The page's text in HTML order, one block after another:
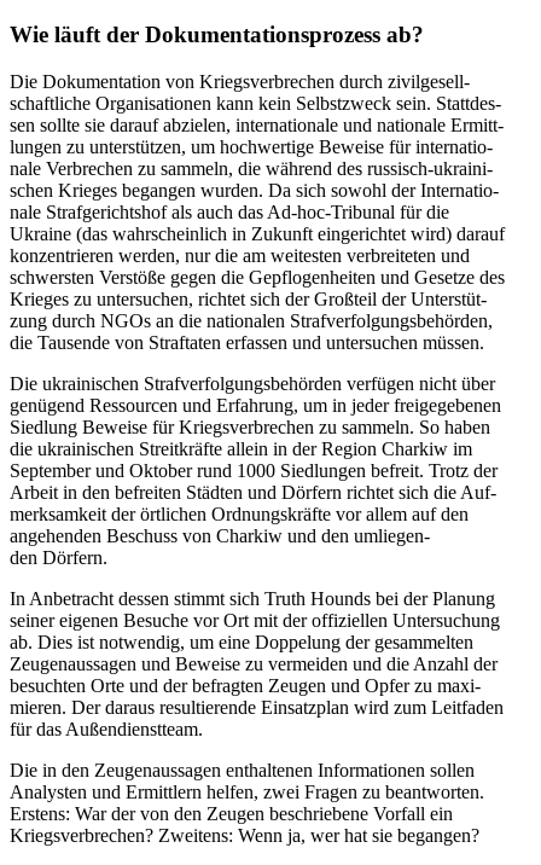
Wie läuft der Doku­men­ta­ti­ons­pro­zess ab?
Die Doku­men­ta­tion von Kriegs­ver­bre­chen durch zivil­ge­sell­
schaft­li­che Orga­ni­sa­tio­nen kann kein Selbst­zweck sein. Statt­des­
sen sollte sie darauf abzie­len, inter­na­tio­nale und natio­nale Ermitt­
lun­gen zu unter­stüt­zen, um hoch­wer­tige Beweise für inter­na­tio­
nale Ver­bre­chen zu sammeln, die während des rus­sisch-ukrai­ni­
schen Krieges began­gen wurden. Da sich sowohl der Inter­na­tio­
nale Straf­ge­richts­hof als auch das Ad-hoc-Tri­bu­nal für die
Ukraine (das wahr­schein­lich in Zukunft ein­ge­rich­tet wird) darauf
kon­zen­trie­ren werden, nur die am wei­tes­ten ver­brei­te­ten und
schwers­ten Ver­stöße gegen die Gepflo­gen­hei­ten und Gesetze des
Krieges zu unter­su­chen, richtet sich der Groß­teil der Unter­stüt­
zung durch NGOs an die natio­na­len Straf­ver­fol­gungs­be­hör­den,
die Tau­sende von Straf­ta­ten erfas­sen und unter­su­chen müssen.
Die ukrai­ni­schen Straf­ver­fol­gungs­be­hör­den ver­fü­gen nicht über
genü­gend Res­sour­cen und Erfah­rung, um in jeder frei­ge­ge­be­nen
Sied­lung Beweise für Kriegs­ver­bre­chen zu sammeln. So haben
die ukrai­ni­schen Streit­kräfte allein in der Region Charkiw im
Sep­tem­ber und Oktober rund 1000 Sied­lun­gen befreit. Trotz der
Arbeit in den befrei­ten Städten und Dörfern richtet sich die Auf­
merk­sam­keit der ört­li­chen Ord­nungs­kräfte vor allem auf den
ange­hen­den Beschuss von Charkiw und den umlie­gen­
den Dörfern.
In Anbe­tracht dessen stimmt sich Truth Hounds bei der Planung
seiner eigenen Besuche vor Ort mit der offi­zi­el­len Unter­su­chung
ab. Dies ist not­wen­dig, um eine Dop­pe­lung der gesam­mel­ten
Zeu­gen­aus­sa­gen und Beweise zu ver­mei­den und die Anzahl der
besuch­ten Orte und der befrag­ten Zeugen und Opfer zu maxi­
mie­ren. Der daraus resul­tie­rende Ein­satz­plan wird zum Leit­fa­den
für das Außendienstteam.
Die in den Zeu­gen­aus­sa­gen ent­hal­te­nen Infor­ma­tio­nen sollen
Ana­lys­ten und Ermitt­lern helfen, zwei Fragen zu beant­wor­ten.
Erstens: War der von den Zeugen beschrie­bene Vorfall ein
Kriegs­ver­bre­chen? Zwei­tens: Wenn ja, wer hat sie begangen?